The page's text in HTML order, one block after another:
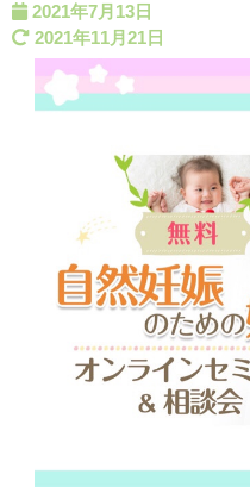
2021年7月13日
2021年11月21日